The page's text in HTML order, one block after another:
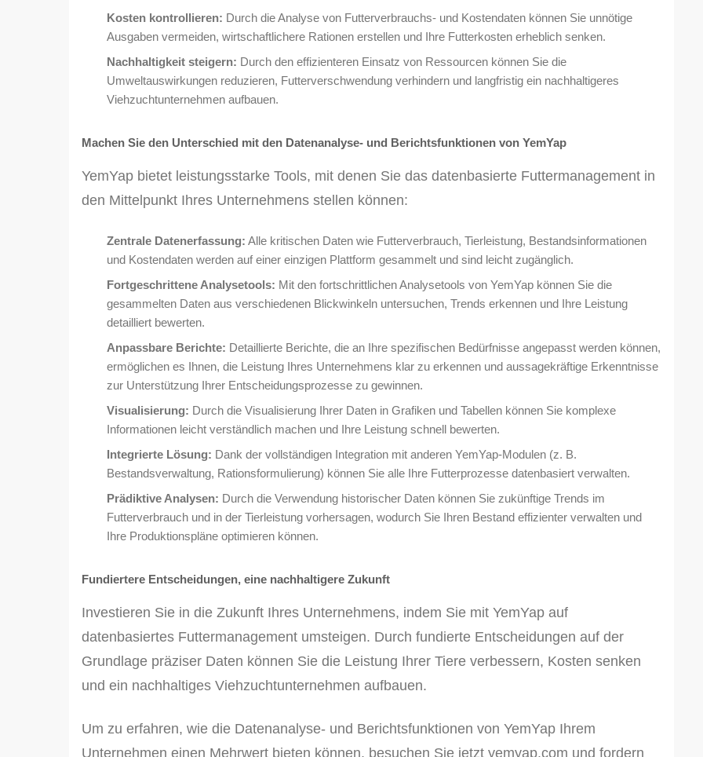
Kosten kontrollieren: Durch die Analyse von Futterverbrauchs- und Kostendaten können Sie unnötige
Ausgaben vermeiden, wirtschaftlichere Rationen erstellen und Ihre Futterkosten erheblich senken.
Nachhaltigkeit steigern: Durch den effizienteren Einsatz von Ressourcen können Sie die
Umweltauswirkungen reduzieren, Futterverschwendung verhindern und langfristig ein nachhaltigeres
Viehzuchtunternehmen aufbauen.
Machen Sie den Unterschied mit den Datenanalyse- und Berichtsfunktionen von YemYap
YemYap bietet leistungsstarke Tools, mit denen Sie das datenbasierte Futtermanagement in
den Mittelpunkt Ihres Unternehmens stellen können:
Zentrale Datenerfassung: Alle kritischen Daten wie Futterverbrauch, Tierleistung, Bestandsinformationen
und Kostendaten werden auf einer einzigen Plattform gesammelt und sind leicht zugänglich.
Fortgeschrittene Analysetools: Mit den fortschrittlichen Analysetools von YemYap können Sie die
gesammelten Daten aus verschiedenen Blickwinkeln untersuchen, Trends erkennen und Ihre Leistung
detailliert bewerten.
Anpassbare Berichte: Detaillierte Berichte, die an Ihre spezifischen Bedürfnisse angepasst werden können,
ermöglichen es Ihnen, die Leistung Ihres Unternehmens klar zu erkennen und aussagekräftige Erkenntnisse
zur Unterstützung Ihrer Entscheidungsprozesse zu gewinnen.
Visualisierung: Durch die Visualisierung Ihrer Daten in Grafiken und Tabellen können Sie komplexe
Informationen leicht verständlich machen und Ihre Leistung schnell bewerten.
Integrierte Lösung: Dank der vollständigen Integration mit anderen YemYap-Modulen (z. B.
Bestandsverwaltung, Rationsformulierung) können Sie alle Ihre Futterprozesse datenbasiert verwalten.
Prädiktive Analysen: Durch die Verwendung historischer Daten können Sie zukünftige Trends im
Futterverbrauch und in der Tierleistung vorhersagen, wodurch Sie Ihren Bestand effizienter verwalten und
Ihre Produktionspläne optimieren können.
Fundiertere Entscheidungen, eine nachhaltigere Zukunft
Investieren Sie in die Zukunft Ihres Unternehmens, indem Sie mit YemYap auf
datenbasiertes Futtermanagement umsteigen. Durch fundierte Entscheidungen auf der
Grundlage präziser Daten können Sie die Leistung Ihrer Tiere verbessern, Kosten senken
und ein nachhaltiges Viehzuchtunternehmen aufbauen.
Um zu erfahren, wie die Datenanalyse- und Berichtsfunktionen von YemYap Ihrem
Unternehmen einen Mehrwert bieten können, besuchen Sie jetzt yemyap.com und fordern